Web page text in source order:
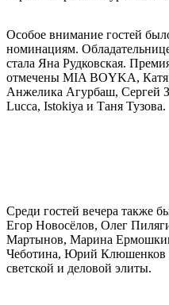
Особое внимание гостей
номинациям.
стала Яна Рудковская.
отмечены MIA BOYKA, Катя
Анжелика Агурбаш, Сергей
Lucca, Istokiya и Таня Тузова.
Среди гостей вечера также
Егор Новосёлов, Олег
Мартынов, Марина
Чеботина, Юрий Клюшенков
светской и деловой элиты.